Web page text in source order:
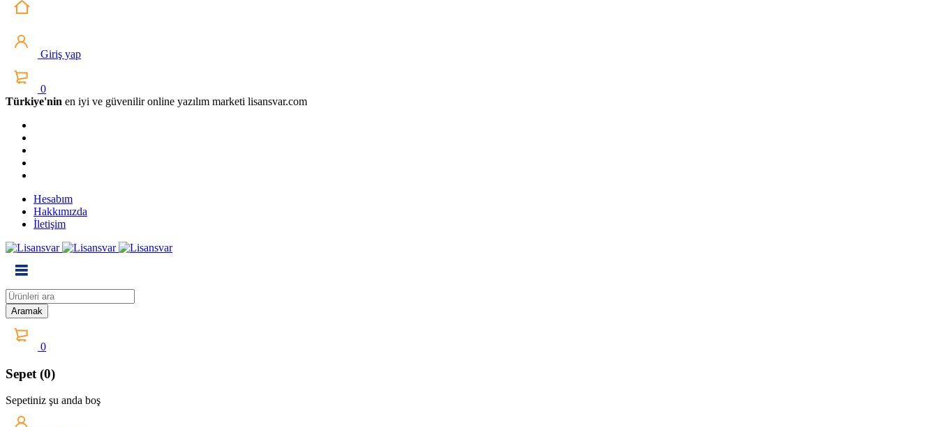
Giriş yap
0
Türkiye'nin en iyi ve güvenilir online yazılım marketi lisansvar.com
Hesabım
Hakkımızda
İletişim
0
Sepet (0)
Sepetiniz şu anda boş